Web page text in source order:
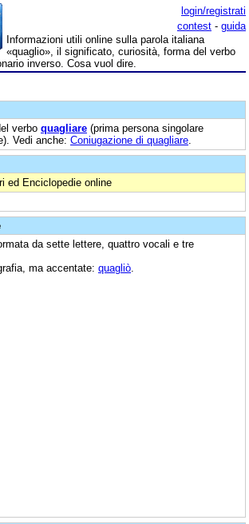
login/registrati
contest - guida
Informazioni utili online sulla parola italiana
«quaglio», il significato, curiosità, forma del verbo
inverso. Cosa vuol dire.
verbo quagliare (prima persona singolare
Vedi anche: Coniugazione di quagliare
ed Enciclopedie online
da sette lettere, quattro vocali e tre
ma accentate: quagliò